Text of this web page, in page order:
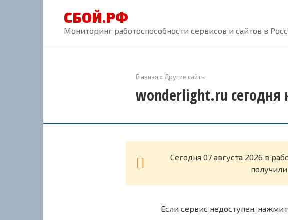
СБОЙ.РФ
Мониторинг работоспособности сервисов и сайтов в
Главная » Другие сайты
wonderlight.ru сегодня
Cегодня 07 августа 2026 в
Если сервис недоступен,